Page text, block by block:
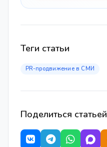
Теги статьи
PR-продвижение в СМИ
Поделиться статьей